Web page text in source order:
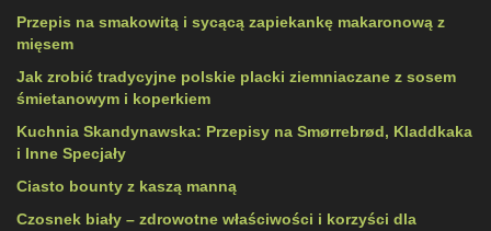
Przepis na smakowitą i sycącą zapiekankę makaronową z
mięsem
Jak zrobić tradycyjne polskie placki ziemniaczane z sosem
śmietanowym i koperkiem
Kuchnia Skandynawska: Przepisy na Smørrebrød, Kladdkaka
i Inne Specjały
Ciasto bounty z kaszą manną
Czosnek biały – zdrowotne właściwości i korzyści dla